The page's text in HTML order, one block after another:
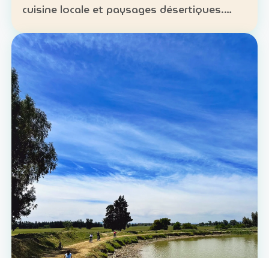
cuisine locale et paysages désertiques.
Hébergement : tentes traditionnelles ou
formules sur mesure Activités : camping,
randonnées, gas…